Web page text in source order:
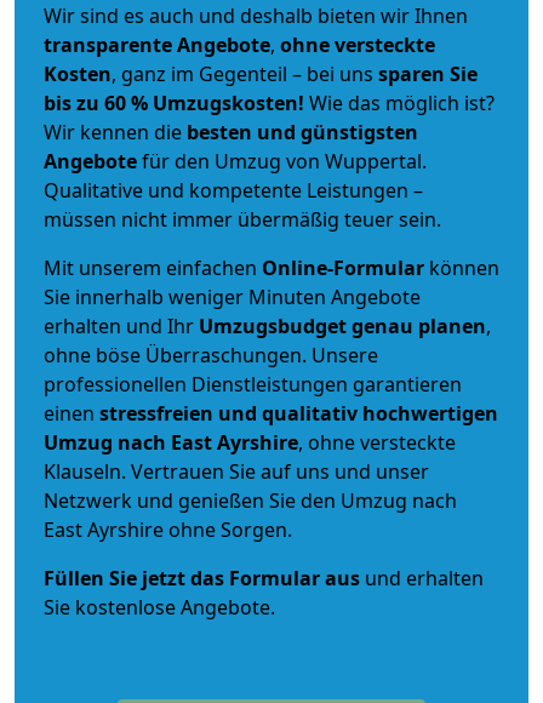
Wir sind es auch und deshalb bieten wir Ihnen
transparente Angebote, ohne versteckte
Kosten, ganz im Gegenteil – bei uns sparen Sie
bis zu 60 % Umzugskosten! Wie das möglich ist?
Wir kennen die besten und günstigsten
Angebotefür den Umzug von Wuppertal.
Qualitative und kompetente Leistungen –
müssen nicht immer übermäßig teuer sein.
Mit unserem einfachen Online-Formular können
Sie innerhalb weniger Minuten Angebote
erhalten und Ihr Umzugsbudgetgenau planen,
ohne böse Überraschungen. Unsere
professionellen Dienstleistungen garantieren
einen stressfreien und qualitativ hochwertigen
Umzug nach East Ayrshire, ohne versteckte
Klauseln. Vertrauen Sie auf uns und unser
Netzwerk und genießen Sie den Umzug nach
East Ayrshire ohne Sorgen.
Füllen Sie jetzt das Formular aus und erhalten
Sie kostenlose Angebote.